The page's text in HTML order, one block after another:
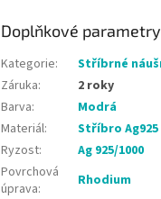
Doplňkové parametry
Kategorie:
Stříbrné
Záruka:
2 roky
Barva:
Modrá
Materiál:
Stříbro Ag925
Ryzost:
Ag 925/1000
Povrchová
úprava:
Rhodium